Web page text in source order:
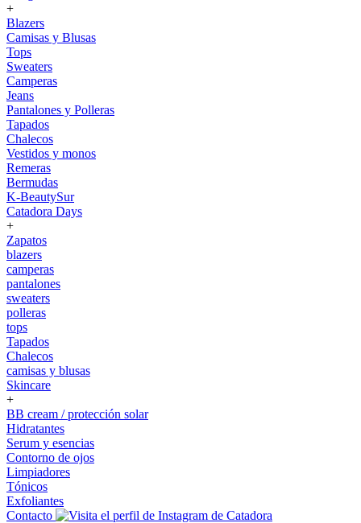
+
Blazers
Camisas y Blusas
Tops
Sweaters
Camperas
Jeans
Pantalones y Polleras
Tapados
Chalecos
Vestidos y monos
Remeras
Bermudas
K-BeautySur
Catadora Days
+
Zapatos
blazers
camperas
pantalones
sweaters
polleras
tops
Tapados
Chalecos
camisas y blusas
Skincare
+
BB cream / protección solar
Hidratantes
Serum y esencias
Contorno de ojos
Limpiadores
Tónicos
Exfoliantes
Contacto